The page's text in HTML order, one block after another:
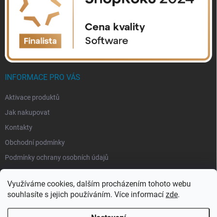
Využíváme cookies, dalším procházením tohoto webu
souhlasíte s jejich používáním. Více informací zde.
INFORMACE PRO VÁS
Aktivace produktů
Jak nakupovat
Kontakty
Obchodní podmínky
Podmínky ochrany osobních údajů